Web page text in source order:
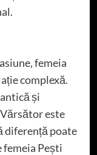
femeia
complexă.
și
este
diferență poate
femeia Pești